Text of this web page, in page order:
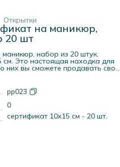
Открытки
на маникюр,
20 шт
набор из 20 штук.
см. Это настоящая находка для
них вы сможете продавать свои
двухсторонние. С
картинка, с другой – поля
идея дополнительного
новых клиентов. Ваши
вашей работой и
сделают выбор в вашу пользу,
для кого-то из друзей или
готовое решение, с помощью
pp023
0
сертификат 10х15 см - 20 шт.